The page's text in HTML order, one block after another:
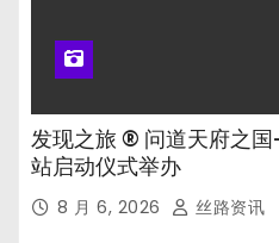
发现之旅 ® 问道天府之
站启动仪式举办
8 月 6, 2026 丝路资讯